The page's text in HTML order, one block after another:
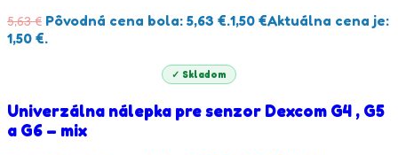
5,63€ Pôvodná cena bola: 5,63 €.1,50 €Aktuálna cena je:
1,50 €.
✓ Skladom
Univerzálna nálepka pre senzor Dexcom G4 , G5
a G6 – mix